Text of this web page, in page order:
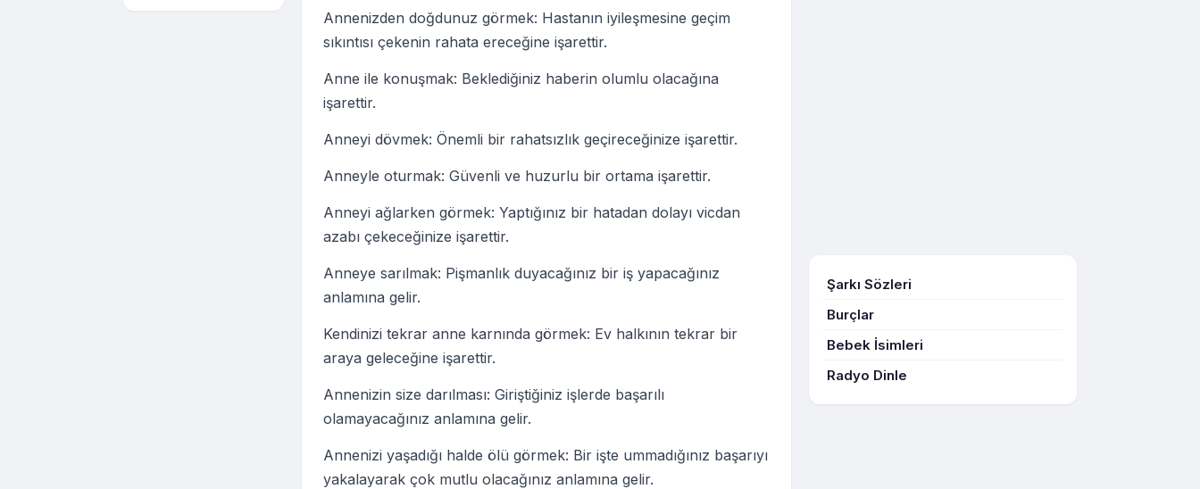
Annenizden doğdunuz görmek: Hastanın iyileşmesine geçim
sıkıntısı çekenin rahata ereceğine işarettir.
Anne ile konuşmak: Beklediğiniz haberin olumlu olacağına
işarettir.
Anneyi dövmek: Önemli bir rahatsızlık geçireceğinize işarettir.
Anneyle oturmak: Güvenli ve huzurlu bir ortama işarettir.
Anneyi ağlarken görmek: Yaptığınız bir hatadan dolayı vicdan
azabı çekeceğinize işarettir.
Anneye sarılmak: Pişmanlık duyacağınız bir iş yapacağınız
anlamına gelir.
Kendinizi tekrar anne karnında görmek: Ev halkının tekrar bir
araya geleceğine işarettir.
Annenizin size darılması: Giriştiğiniz işlerde başarılı
olamayacağınız anlamına gelir.
Annenizi yaşadığı halde ölü görmek: Bir işte ummadığınız başarıyı
yakalayarak çok mutlu olacağınız anlamına gelir.
Şarkı Sözleri
Burçlar
Bebek İsimleri
Radyo Dinle